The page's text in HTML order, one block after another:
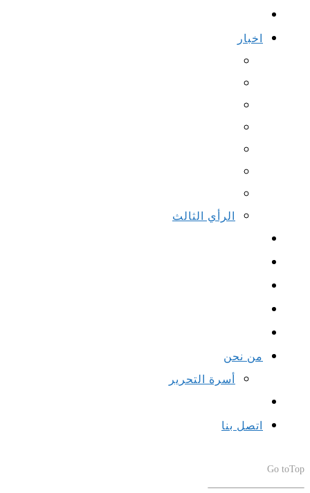
اخبار
الرأي الثالث
من نحن
أسرة التحرير
اتصل بنا
Go toTop